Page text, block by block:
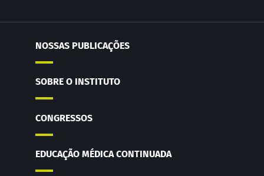
NOSSAS PUBLICAÇÕES
SOBRE O INSTITUTO
CONGRESSOS
EDUCAÇÃO MÉDICA CONTINUADA